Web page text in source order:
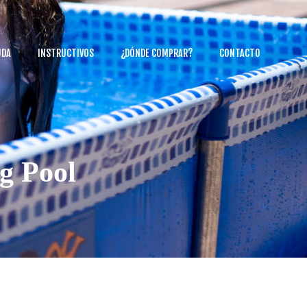
INSTRUCTIVOS ¿DÓNDE COMPRAR? CONTACTO
Pool